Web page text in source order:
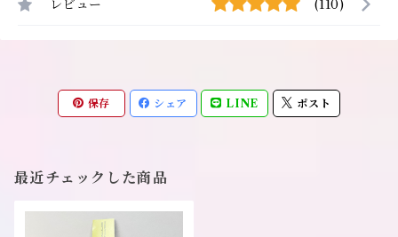
レビュー (110)
保存 シェア LINE ポスト
最近チェックした商品